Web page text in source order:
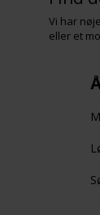
Vi har
eller et